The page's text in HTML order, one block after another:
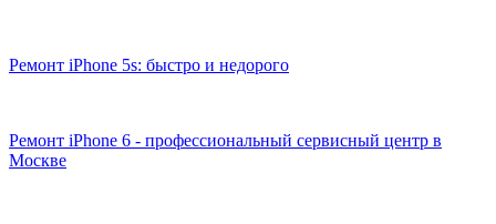
Ремонт iPhone 5s: быстро и недорого
Ремонт iPhone 6 - профессиональный сервисный центр в
Москве